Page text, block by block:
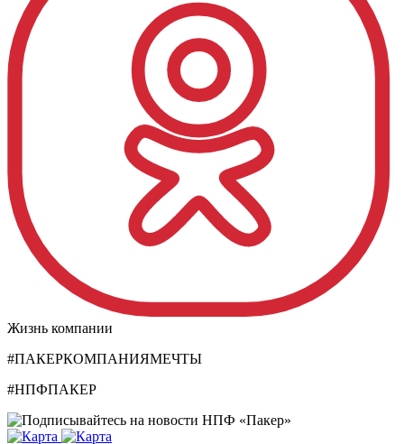
Жизнь компании
#ПАКЕРКОМПАНИЯМЕЧТЫ
#НПФПАКЕР